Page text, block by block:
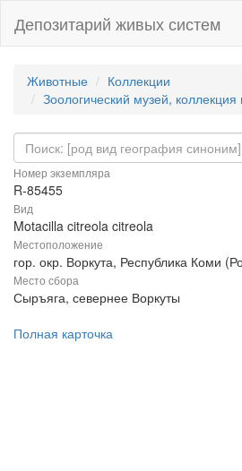
Депозитарий живых систем
Животные
Коллекции
Зоологический музей, коллекция
Номер экземпляра
R-85455
Вид
Motacilla citreola citreola
Местоположение
гор. окр. Воркута, Республика Коми
Место сбора
Сыръяга, севернее Воркуты
Полная карточка